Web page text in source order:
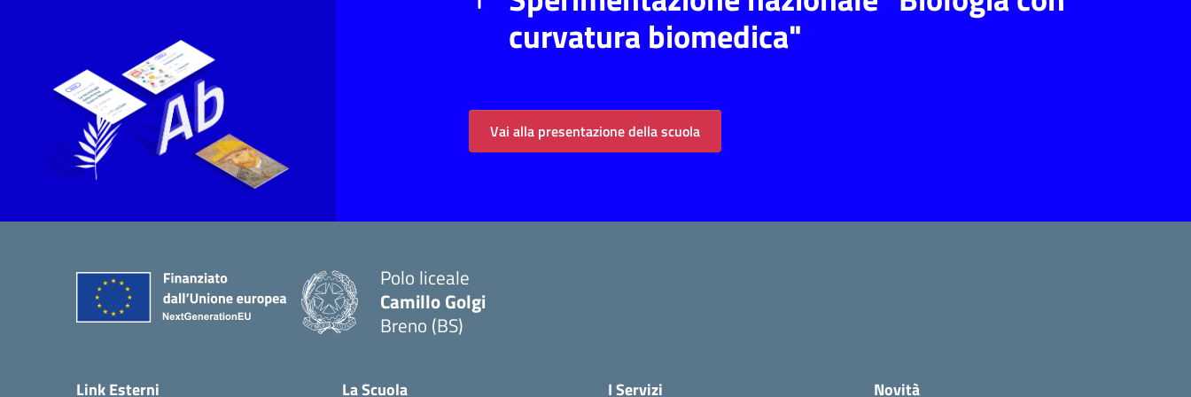
curvatura biomedica"
Vai alla presentazione della scuola
Polo liceale
Camillo Golgi
Breno (BS)
Link Esterni La Scuola I Servizi Novità